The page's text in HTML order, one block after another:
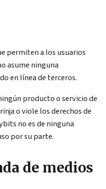
permiten a los usuarios
asume ninguna
en línea de terceros.
producto o servicio de
o viole los derechos de
no es de ninguna
por su parte.
de medios